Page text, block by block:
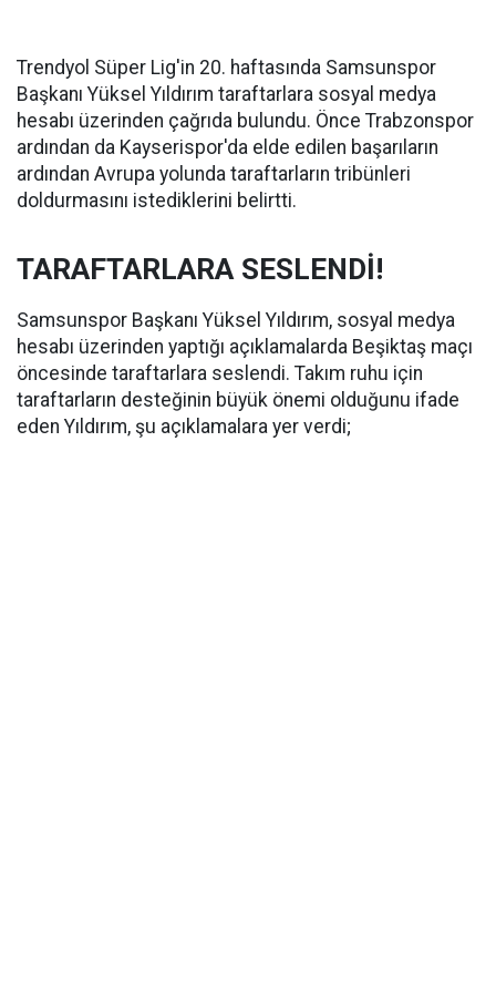
Trendyol Süper Lig'in 20. haftasında Samsunspor
Başkanı Yüksel Yıldırım taraftarlara sosyal medya
hesabı üzerinden çağrıda bulundu. Önce Trabzonspor
ardından da Kayserispor'da elde edilen başarıların
ardından Avrupa yolunda taraftarların tribünleri
doldurmasını istediklerini belirtti.
TARAFTARLARA SESLENDİ!
Samsunspor Başkanı Yüksel Yıldırım, sosyal medya
hesabı üzerinden yaptığı açıklamalarda Beşiktaş maçı
öncesinde taraftarlara seslendi. Takım ruhu için
taraftarların desteğinin büyük önemi olduğunu ifade
eden Yıldırım, şu açıklamalara yer verdi;